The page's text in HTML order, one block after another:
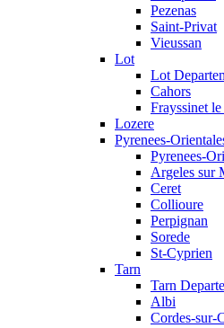
Pezenas
Saint-Privat
Vieussan
Lot
Lot
Cahors
Frayssinet
Lozere
Pyrenees-
Pyrenees-
Argeles sur
Ceret
Collioure
Perpignan
Sorede
St-Cyprien
Tarn
Tarn
Albi
Cordes-sur-